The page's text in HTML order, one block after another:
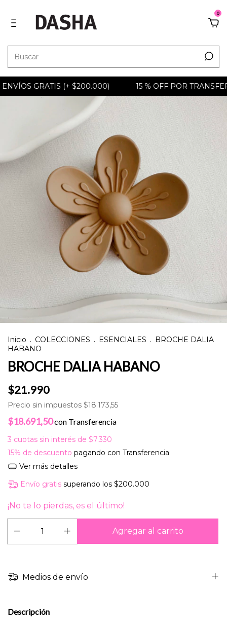
0
GRATIS (+ $200.000) 15 % OFF POR
Inicio . COLECCIONES . ESENCIALES . BROCHE DALIA
HABANO
BROCHE DALIA HABANO
$21.990
Precio sin impuestos $18.173,55
$18.691,50con Transferencia
3 cuotas sin interés de $7.330
15% de descuento pagando con Transferencia
Ver más detalles
Envío gratis superando los$200.000
¡No te lo pierdas, es el último!
Medios de envío
Descripción